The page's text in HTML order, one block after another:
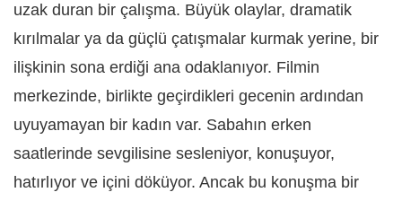
uzak duran bir çalışma. Büyük olaylar, dramatik
kırılmalar ya da güçlü çatışmalar kurmak yerine, bir
ilişkinin sona erdiği ana odaklanıyor. Filmin
merkezinde, birlikte geçirdikleri gecenin ardından
uyuyamayan bir kadın var. Sabahın erken
saatlerinde sevgilisine sesleniyor, konuşuyor,
hatırlıyor ve içini döküyor. Ancak bu konuşma bir